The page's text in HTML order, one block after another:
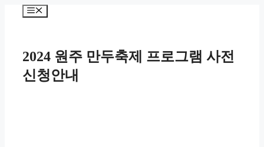
메
2024 원주 만두축제 프로그램 사전
신청안내